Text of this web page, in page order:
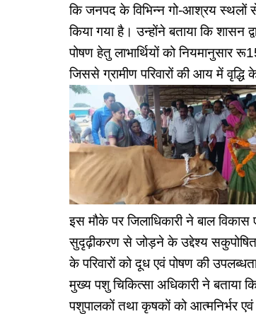
कि जनपद के विभिन्न गो-आश्रय स्थलों
किया गया है। उन्होंने बताया कि शासन
पोषण हेतु लाभार्थियों को नियमानुसार
जिससे ग्रामीण परिवारों की आय में वृद्धि
इस मौके पर जिलाधिकारी ने बाल विकास
सुदृढ़ीकरण से जोड़ने के उद्देश्य सकुपोषित
के परिवारों को दूध एवं पोषण की
मुख्य पशु चिकित्सा अधिकारी ने बताया
पशुपालकों तथा कृषकों को आत्मनिर्भर एवं